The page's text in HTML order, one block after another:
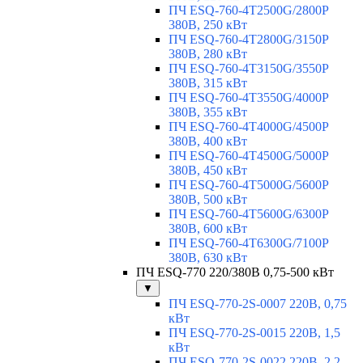
ПЧ ESQ-760-4T2500G/2800P
380В, 250 кВт
ПЧ ESQ-760-4T2800G/3150P
380В, 280 кВт
ПЧ ESQ-760-4T3150G/3550P
380В, 315 кВт
ПЧ ESQ-760-4T3550G/4000P
380В, 355 кВт
ПЧ ESQ-760-4T4000G/4500P
380В, 400 кВт
ПЧ ESQ-760-4T4500G/5000P
380В, 450 кВт
ПЧ ESQ-760-4T5000G/5600P
380В, 500 кВт
ПЧ ESQ-760-4T5600G/6300P
380В, 600 кВт
ПЧ ESQ-760-4T6300G/7100P
380В, 630 кВт
ПЧ ESQ-770 220/380В 0,75-500 кВт
▼
ПЧ ESQ-770-2S-0007 220В, 0,75
кВт
ПЧ ESQ-770-2S-0015 220В, 1,5
кВт